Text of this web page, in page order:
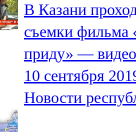
103,0 FM
Чүпрәле
91,0 FM
Шәмәрдән
102,3 FM
В Казани
съемки фильма
приду» — видео
10 сентября
Новости